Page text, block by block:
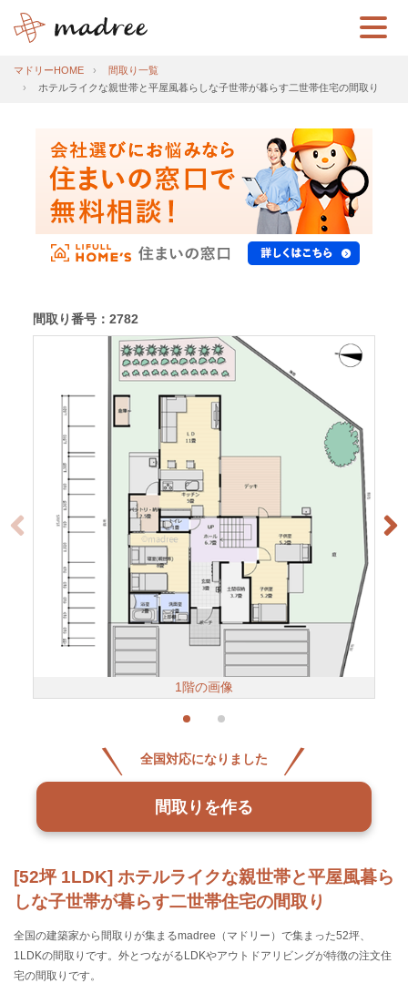
マドリーHOME
間取り一覧
ホテルライクな親世帯と平屋風暮らしな子世帯が暮らす二世帯住宅の間取り
[52坪 1LDK] ホテルライクな親世帯と平屋風暮ら
しな子世帯が暮らす二世帯住宅の間取り
全国の建築家から間取りが集まるmadree（マドリー）で集まった52坪、
1LDKの間取りです。外とつながるLDKやアウトドアリビングが特徴の注文住
宅の間取りです。
間取り番号：2782
1階の画像
全国対応になりました
間取りを作る